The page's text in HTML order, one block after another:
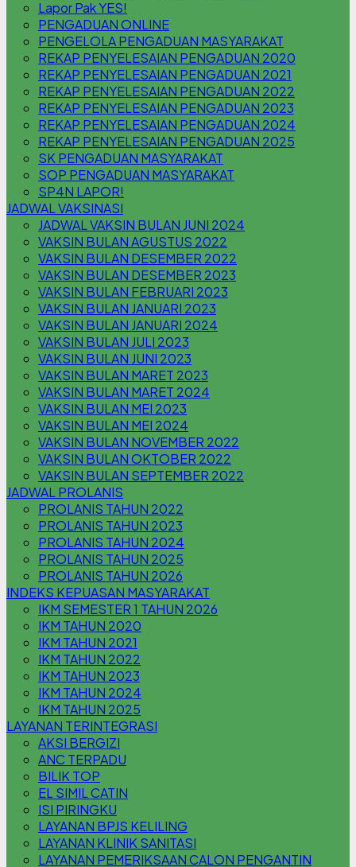
Lapor Pak YES!
PENGADUAN ONLINE
PENGELOLA PENGADUAN MASYARAKAT
REKAP PENYELESAIAN PENGADUAN 2020
REKAP PENYELESAIAN PENGADUAN 2021
REKAP PENYELESAIAN PENGADUAN 2022
REKAP PENYELESAIAN PENGADUAN 2023
REKAP PENYELESAIAN PENGADUAN 2024
REKAP PENYELESAIAN PENGADUAN 2025
SK PENGADUAN MASYARAKAT
SOP PENGADUAN MASYARAKAT
SP4N LAPOR!
JADWAL VAKSINASI
JADWAL VAKSIN BULAN JUNI 2024
VAKSIN BULAN AGUSTUS 2022
VAKSIN BULAN DESEMBER 2022
VAKSIN BULAN DESEMBER 2023
VAKSIN BULAN FEBRUARI 2023
VAKSIN BULAN JANUARI 2023
VAKSIN BULAN JANUARI 2024
VAKSIN BULAN JULI 2023
VAKSIN BULAN JUNI 2023
VAKSIN BULAN MARET 2023
VAKSIN BULAN MARET 2024
VAKSIN BULAN MEI 2023
VAKSIN BULAN MEI 2024
VAKSIN BULAN NOVEMBER 2022
VAKSIN BULAN OKTOBER 2022
VAKSIN BULAN SEPTEMBER 2022
JADWAL PROLANIS
PROLANIS TAHUN 2022
PROLANIS TAHUN 2023
PROLANIS TAHUN 2024
PROLANIS TAHUN 2025
PROLANIS TAHUN 2026
INDEKS KEPUASAN MASYARAKAT
IKM SEMESTER 1 TAHUN 2026
IKM TAHUN 2020
IKM TAHUN 2021
IKM TAHUN 2022
IKM TAHUN 2023
IKM TAHUN 2024
IKM TAHUN 2025
LAYANAN TERINTEGRASI
AKSI BERGIZI
ANC TERPADU
BILIK TOP
EL SIMIL CATIN
ISI PIRINGKU
LAYANAN BPJS KELILING
LAYANAN KLINIK SANITASI
LAYANAN PEMERIKSAAN CALON PENGANTIN